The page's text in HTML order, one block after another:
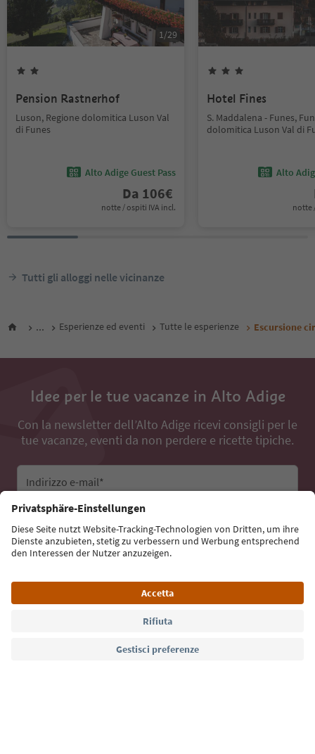
1/29
Pension Rastnerhof
Luson, Regione dolomitica Luson Val
di Funes
Alto Adige Guest Pass
Da 106€
notte / ospiti IVA incl.
Hotel Fines
S. Maddalena - Funes,
dolomitica Luson Val di
Alto
notte
Tutti gli alloggi nelle vicinanze
... Esperienze ed eventi Tutte le esperienze Escursione
Idee per le tue vacanze in Alto Adige
Con la newsletter dell’Alto Adige ricevi consigli per le
tue vacanze, eventi da non perdere e ricette tipiche.
Indirizzo e-mail*
Iscriviti alla newsletter